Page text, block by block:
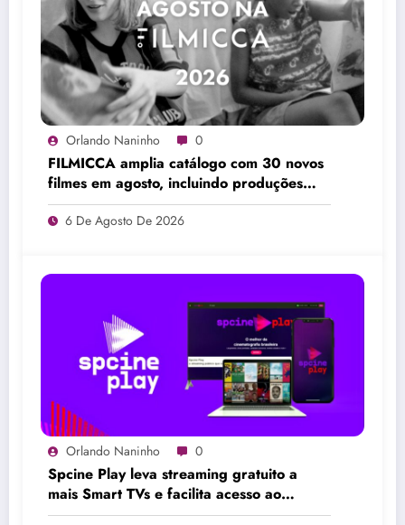
Orlando Naninho 0
FILMICCA amplia catálogo com 30 novos
filmes em agosto, incluindo produções
brasileiras e obras de Su Friedrich
6 De Agosto De 2026
Orlando Naninho 0
Spcine Play leva streaming gratuito a
mais Smart TVs e facilita acesso ao
cinema brasileiro